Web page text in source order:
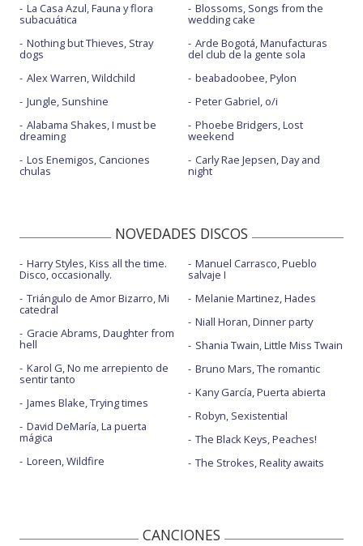
La Casa Azul, Fauna y flora
subacuática
Nothing but Thieves, Stray
dogs
Alex Warren, Wildchild
Jungle, Sunshine
Alabama Shakes, I must be
dreaming
Los Enemigos, Canciones
chulas
Blossoms, Songs from the
wedding cake
Arde Bogotá, Manufacturas
del club de la gente sola
beabadoobee, Pylon
Peter Gabriel, o/i
Phoebe Bridgers, Lost
weekend
Carly Rae Jepsen, Day and
night
NOVEDADES DISCOS
Harry Styles, Kiss all the time.
Disco, occasionally.
Triángulo de Amor Bizarro, Mi
catedral
Gracie Abrams, Daughter from
hell
Karol G, No me arrepiento de
sentir tanto
James Blake, Trying times
David DeMaría, La puerta
mágica
Loreen, Wildfire
Manuel Carrasco, Pueblo
salvaje I
Melanie Martinez, Hades
Niall Horan, Dinner party
Shania Twain, Little Miss Twain
Bruno Mars, The romantic
Kany García, Puerta abierta
Robyn, Sexistential
The Black Keys, Peaches!
The Strokes, Reality awaits
CANCIONES